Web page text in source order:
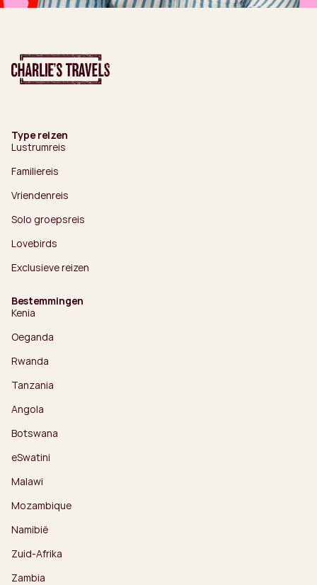
Type reizen
Lustrumreis
Familiereis
Vriendenreis
Solo groepsreis
Lovebirds
Exclusieve reizen
Bestemmingen
Kenia
Oeganda
Rwanda
Tanzania
Angola
Botswana
eSwatini
Malawi
Mozambique
Namibië
Zuid-Afrika
Zambia